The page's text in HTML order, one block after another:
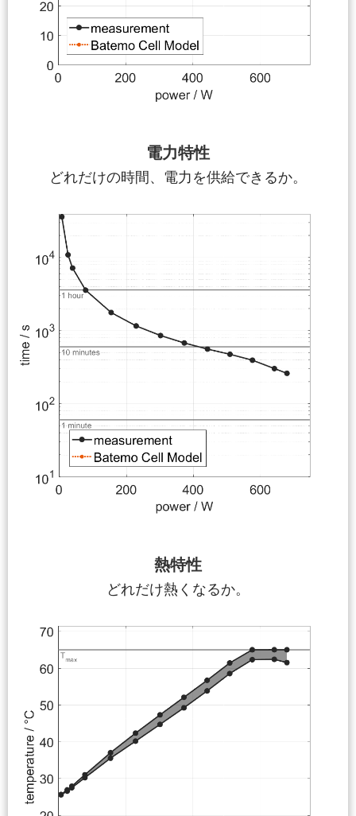
電力特性
どれだけの時間、電力を供給できるか。
熱特性
どれだけ熱くなるか。